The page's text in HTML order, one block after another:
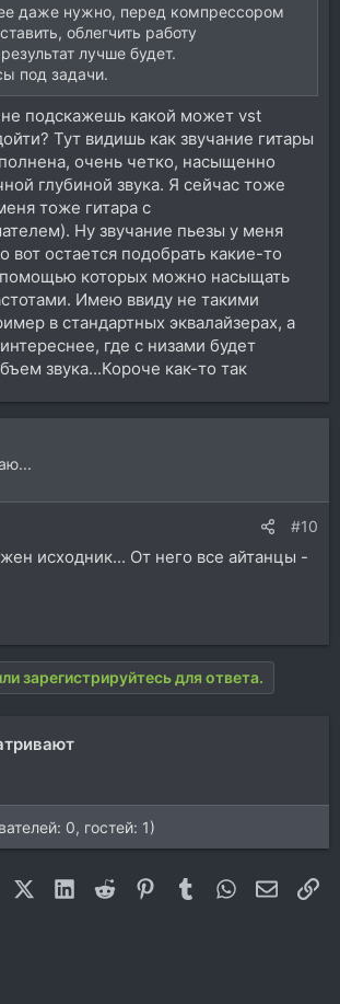
даже нужно, перед компрессором
облегчить работу
лучше будет.
под задачи.
подскажешь какой может vst
Тут видишь как звучание гитары
очень четко, насыщенно
глубиной звука. Я сейчас тоже
тоже гитара с
Ну звучание пьезы у меня
вот остается подобрать какие-то
которых можно насыщать
Имею ввиду не такими
в стандартных эквалайзерах, а
где с низами будет
звука...Короче как-то так
#10
исходник... От него все айтанцы -
зарегистрируйтесь для ответа.
0, гостей: 1)
FacebookX (Twitter)
LinkedIn
Reddit Pinterest
Tumblr WhatsApp